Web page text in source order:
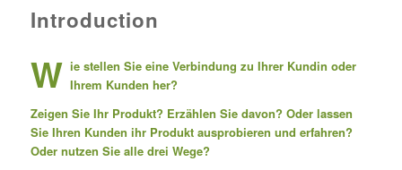
Introduction
W ie stellen Sie eine Verbindung zu Ihrer Kundin oder
Ihrem Kunden her?
Zeigen Sie Ihr Produkt? Erzählen Sie davon? Oder lassen
Sie Ihren Kunden ihr Produkt ausprobieren und erfahren?
Oder nutzen Sie alle drei Wege?